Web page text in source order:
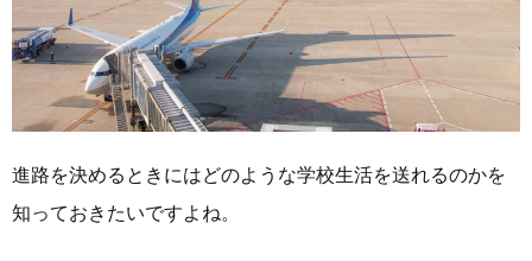
進路を決めるときにはどのような学校生活を送れるのかを
知っておきたいですよね。